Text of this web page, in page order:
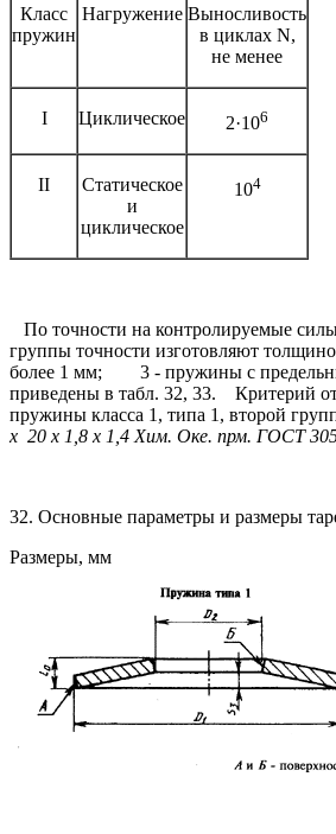
Класс
пружин
Нагружение Выносливость
в циклах N,
не менее
I Циклическое 2·106
II
Статическое
и
циклическое
104
По точности на контролируемые
группы точности изготовляют
более 1 мм; 3 - пружины с
приведены в табл. 32, 33. Критерий
пружины класса 1, типа 1, второй
х 20 х 1,8 х 1,4 Хим. Оке. прм. ГОСТ
32. Основные параметры и размеры
Размеры, мм